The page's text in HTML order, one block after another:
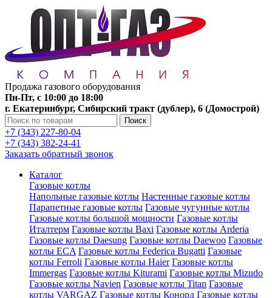
Продажа газового оборудования
Пн-Пт, с 10:00 до 18:00
г. Екатеринбург, Сибирский тракт (дублер), 6 (Домострой)
Поиск
+7 (343) 227-80-04
+7 (343) 382-24-41
Заказать обратный звонок
Каталог
Газовые котлы
Напольные газовые котлы Настенные газовые котлы
Парапетные газовые котлы Газовые чугунные котлы
Газовые котлы большой мощности Газовые котлы
Италтерм Газовые котлы Baxi Газовые котлы Arderia
Газовые котлы Daesung Газовые котлы Daewoo Газовые
котлы ECA Газовые котлы Federica Bugatti Газовые
котлы Ferroli Газовые котлы Haier Газовые котлы
Immergas Газовые котлы Kiturami Газовые котлы Mizudo
Газовые котлы Navien Газовые котлы Titan Газовые
котлы VARGAZ Газовые котлы Конорд Газовые котлы